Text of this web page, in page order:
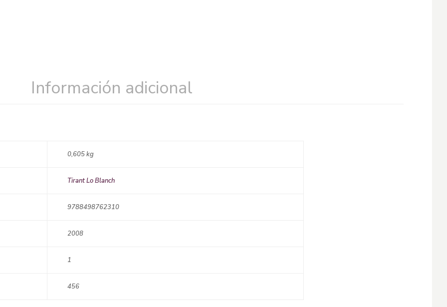
Información adicional
0,605 kg
Tirant Lo Blanch
9788498762310
2008
1
456